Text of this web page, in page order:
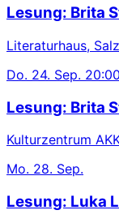
Lesung: Brita
Literaturhaus,
Do. 24. Sep.
Lesung: Brita
Kulturzentrum
Mo. 28. Sep.
Lesung: Luka